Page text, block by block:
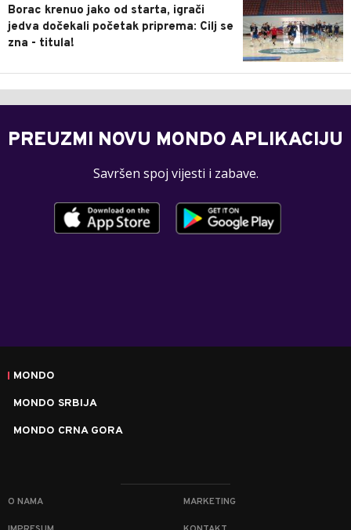
Borac krenuo jako od starta, igrači
jedva dočekali početak priprema: Cilj se
zna - titula!
PREUZMI NOVU MONDO APLIKACIJU
Savršen spoj vijesti i zabave.
MONDO
MONDO SRBIJA
MONDO CRNA GORA
O NAMA MARKETING